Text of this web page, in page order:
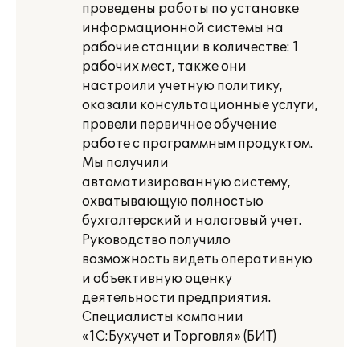
проведены работы по установке
информационной системы на
рабочие станции в количестве: 1
рабочих мест, также они
настроили учетную политику,
оказали консультационные услуги,
провели первичное обучение
работе с программным продуктом.
Мы получили
автоматизированную систему,
охватывающую полностью
бухгалтерский и налоговый учет.
Руководство получило
возможность видеть оперативную
и объективную оценку
деятельности предприятия.
Специалисты компании
«1С:Бухучет и Торговля» (БИТ)